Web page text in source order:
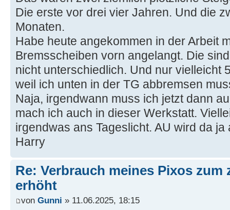
Die erste vor drei vier Jahren. Und die
Monaten.
Habe heute angekommen in der Arbeit
Bremsscheiben vorn angelangt. Die
nicht unterschiedlich. Und nur vielleicht
weil ich unten in der TG abbremsen
Naja, irgendwann muss ich jetzt dann
mach ich auch in dieser Werkstatt.
irgendwas ans Tageslicht. AU wird da ja
Harry
Re: Verbrauch meines Pixos zum
erhöht
von Gunni » 11.06.2025, 18:15